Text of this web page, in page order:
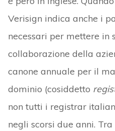
Verisign indica anche i
necessari per mettere in
collaborazione della
canone annuale per il
dominio (cosiddetto
non tutti i registrar
negli scorsi due anni.